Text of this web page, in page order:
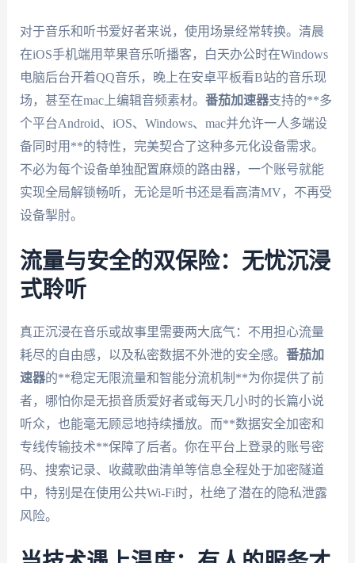
对于音乐和听书爱好者来说，使用场景经常转换。清晨
在iOS手机端用苹果音乐听播客，白天办公时在Windows
电脑后台开着QQ音乐，晚上在安卓平板看B站的音乐现
场，甚至在mac上编辑音频素材。 番茄加速器支持的**多
个平台Android、iOS、Windows、mac并允许一人多端设
备同时用**的特性，完美契合了这种多元化设备需求。
不必为每个设备单独配置麻烦的路由器，一个账号就能
实现全局解锁畅听，无论是听书还是看高清MV，不再受
设备掣肘。
流量与安全的双保险：无忧沉浸
式聆听
真正沉浸在音乐或故事里需要两大底气：不用担心流量
耗尽的自由感，以及私密数据不外泄的安全感。 番茄加
速器的**稳定无限流量和智能分流机制**为你提供了前
者，哪怕你是无损音质爱好者或每天几小时的长篇小说
听众，也能毫无顾忌地持续播放。而**数据安全加密和
专线传输技术**保障了后者。你在平台上登录的账号密
码、搜索记录、收藏歌曲清单等信息全程处于加密隧道
中，特别是在使用公共Wi-Fi时，杜绝了潜在的隐私泄露
风险。